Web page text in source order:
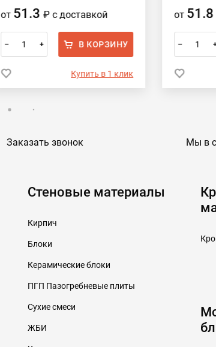
от 51.3₽с доставкой
– + В КОРЗИНУ
Купить в 1 клик
от
–
Заказать звонок Мы в
Стеновые материалы
Кирпич
Блоки
Керамические блоки
ПГП Пазогребневые плиты
Сухие смеси
ЖБИ